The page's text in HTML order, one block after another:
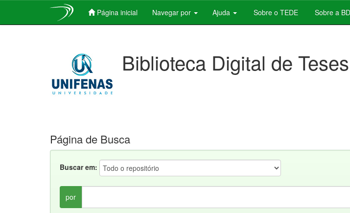
Página inicial Navegar por Ajuda Sobre o TEDE Sobre a
Biblioteca Digital de
Página de Busca
Buscar em:
por